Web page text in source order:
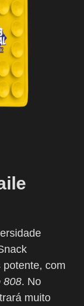
com
808. No
muito